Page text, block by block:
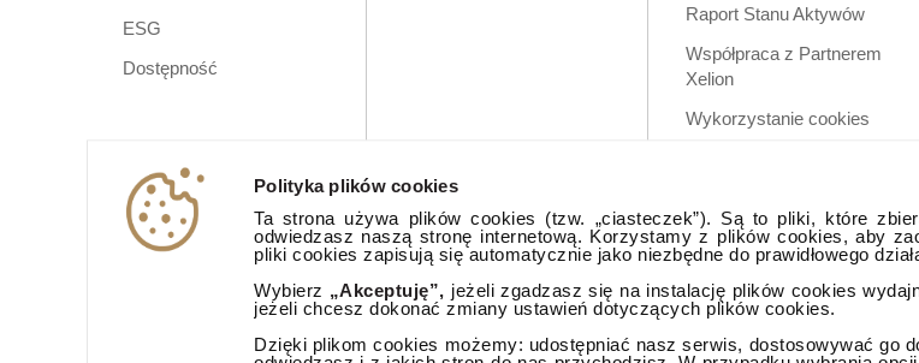
Polityka plików cookies
Ta strona używa plików cookies (tzw. „ciasteczek”). Są to pliki, które
odwiedzasz naszą stronę internetową. Korzystamy z plików cookies, aby
pliki cookies zapisują się automatycznie jako niezbędne do prawidłowego
Wybierz „Akceptuję”, jeżeli zgadzasz się na instalację plików cookies
jeżeli chcesz dokonać zmiany ustawień dotyczących plików cookies.
Dzięki plikom cookies możemy: udostępniać nasz serwis, dostosowywać go
ESG
Dostępność
Raport Stanu Aktywów
Współpraca z Partnerem
Xelion
Wykorzystanie cookies
aplikacji mobilnej